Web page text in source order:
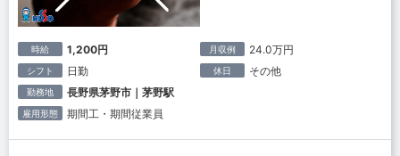
時給 1,200円 月収例 24.0万円
シフト 日勤 休日 その他
勤務地 長野県茅野市｜茅野駅
雇用形態 期間工・期間従業員